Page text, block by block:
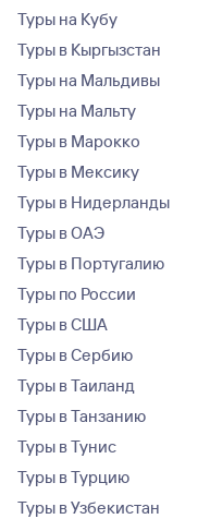
Туры на Кубу
Туры в Кыргызстан
Туры на Мальдивы
Туры на Мальту
Туры в Марокко
Туры в Мексику
Туры в Нидерланды
Туры в ОАЭ
Туры в Португалию
Туры по России
Туры в США
Туры в Сербию
Туры в Таиланд
Туры в Танзанию
Туры в Тунис
Туры в Турцию
Туры в Узбекистан